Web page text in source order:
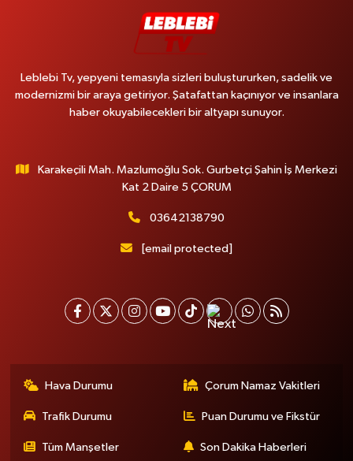
Leblebi Tv, yepyeni temasıyla sizleri buluştururken, sadelik ve
modernizmi bir araya getiriyor. Şatafattan kaçınıyor ve insanlara
haber okuyabilecekleri bir altyapı sunuyor.
Karakeçili Mah. Mazlumoğlu Sok. Gurbetçi Şahin İş Merkezi
Kat 2 Daire 5 ÇORUM
03642138790
[email protected]
Hava Durumu Çorum Namaz Vakitleri
Trafik Durumu Puan Durumu ve Fikstür
Tüm Manşetler Son Dakika Haberleri